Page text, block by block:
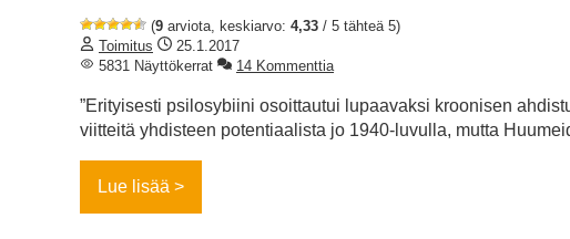
(9 arviota, keskiarvo: 4,33 / 5 tähteä 5)
Toimitus
25.1.2017
5831 Näyttökerrat
14 Kommenttia
”Erityisesti psilosybiini osoittautui lupaavaksi kroonisen
viitteitä yhdisteen potentiaalista jo 1940-luvulla, mutta
Lue lisää